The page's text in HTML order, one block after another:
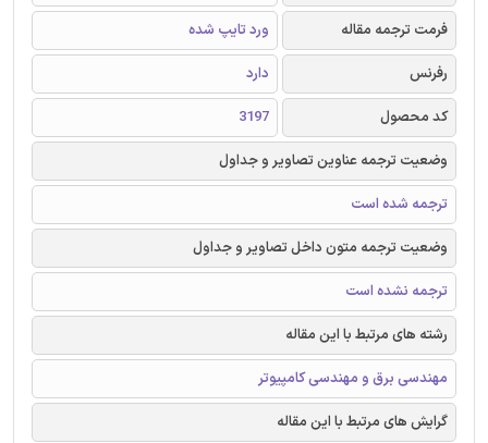
فرمت ترجمه مقاله
ورد تایپ شده
رفرنس
دارد
کد محصول
3197
وضعیت ترجمه عناوین تصاویر و جداول
ترجمه شده است
وضعیت ترجمه متون داخل تصاویر و جداول
ترجمه نشده است
رشته های مرتبط با این مقاله
مهندسی برق و مهندسی کامپیوتر
گرایش های مرتبط با این مقاله